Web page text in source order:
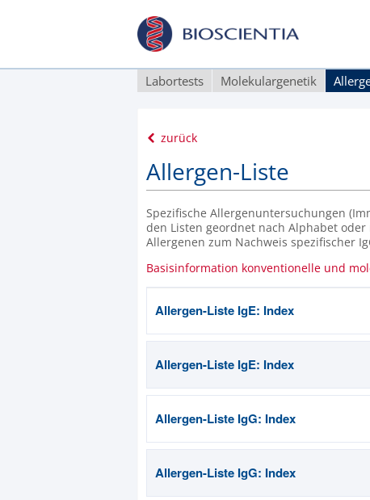
Labortests Molekulargenetik
zurück
Allergen-Liste
Spezifische Allergenuntersuchungen
den Listen geordnet nach Alphabet
Allergenen zum Nachweis spezifischer
Basisinformation konventionelle und
Allergen-Liste IgE: Index
Allergen-Liste IgE: Index
Allergen-Liste IgG: Index
Allergen-Liste IgG: Index